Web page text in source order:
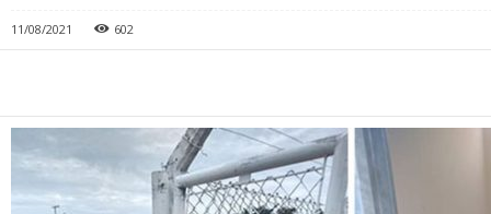
11/08/2021 602